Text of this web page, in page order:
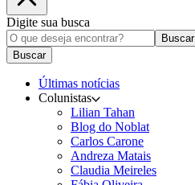
Digite sua busca
Buscar
Buscar
Últimas notícias
Colunistas
Lilian Tahan
Blog do Noblat
Carlos Carone
Andreza Matais
Claudia Meireles